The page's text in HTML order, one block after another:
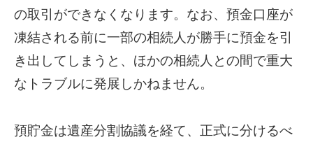
の取引ができなくなります。なお、預金口座が
凍結される前に一部の相続人が勝手に預金を引
き出してしまうと、ほかの相続人との間で重大
なトラブルに発展しかねません。
預貯金は遺産分割協議を経て、正式に分けるべ